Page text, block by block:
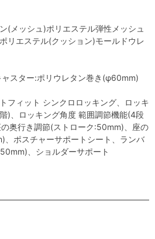
(メッシュ)ポリエステル弾性メッシュ
リエステル(クッション)モールドウレ
スター:ポリウレタン巻き(φ60mm)
フィット シンクロロッキング、ロッキ
)、ロッキング角度 範囲調節機能(4段
奥行き調節(ストローク:50mm)、座の
ポスチャーサポートシート、ランバ
、ショルダーサポート